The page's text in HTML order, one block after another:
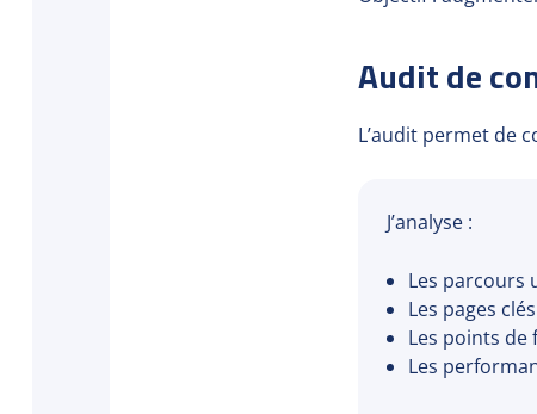
Audit de
L’audit permet de
J’analyse :
Les parcours
Les pages
Les points
Les